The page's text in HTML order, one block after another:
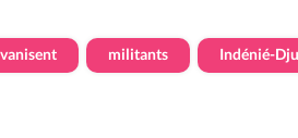
militants Indénié-